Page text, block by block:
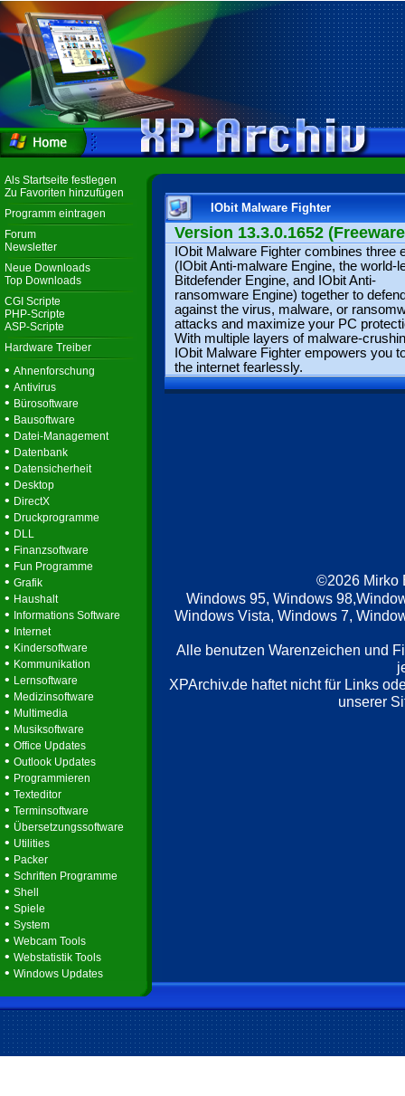
Als Startseite festlegen
Zu Favoriten hinzufügen
Programm eintragen
Forum
Newsletter
Neue Downloads
Top Downloads
CGI Scripte
PHP-Scripte
ASP-Scripte
Hardware Treiber
• Ahnenforschung
• Antivirus
• Bürosoftware
• Bausoftware
• Datei-Management
• Datenbank
• Datensicherheit
• Desktop
• DirectX
• Druckprogramme
• DLL
• Finanzsoftware
• Fun Programme
• Grafik
• Haushalt
• Informations Software
• Internet
• Kindersoftware
• Kommunikation
• Lernsoftware
• Medizinsoftware
• Multimedia
• Musiksoftware
• Office Updates
• Outlook Updates
• Programmieren
• Texteditor
• Terminsoftware
• Übersetzungssoftware
• Utilities
• Packer
• Schriften Programme
• Shell
• Spiele
• System
• Webcam Tools
• Webstatistik Tools
• Windows Updates
IObit Malware Fighter
Version 13.3.0.1652
IObit Malware Fighter combines three
(IObit Anti-malware Engine, the world-
Bitdefender Engine, and IObit Anti-
ransomware Engine) together to
against the virus, malware, or
attacks and maximize your PC
With multiple layers of malware-
IObit Malware Fighter empowers you
the internet fearlessly.
©2026 Mirko
Windows 95, Windows
Windows Vista, Windows 7,
Alle benutzen Warenzeichen und
XPArchiv.de haftet nicht für Links
unserer